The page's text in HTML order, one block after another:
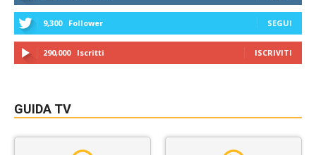
9,300 Follower SEGUI
290,000 Iscritti ISCRIVITI
GUIDA TV